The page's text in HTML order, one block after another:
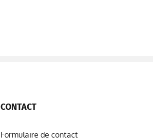
CONTACT
Formulaire de contact